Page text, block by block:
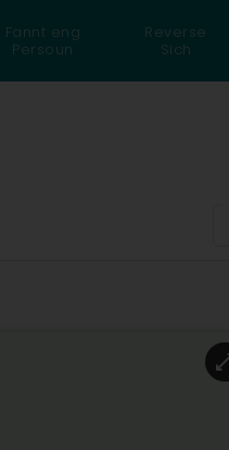
Fannt eng
Persoun
Reverse
Sich